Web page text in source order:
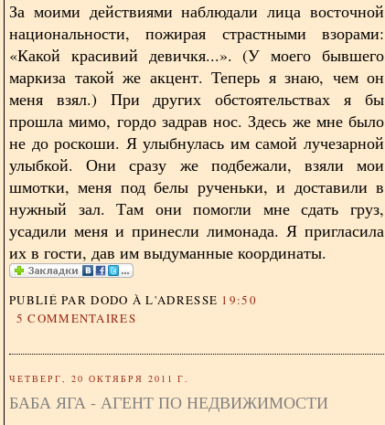
За моими действиями наблюдали лица восточной
национальности, пожирая страстными взорами:
«Какой красивий девичкя...». (У моего бывшего
маркиза такой же акцент. Теперь я знаю, чем он
меня взял.) При других обстоятельствах я бы
прошла мимо, гордо задрав нос. Здесь же мне было
не до роскоши. Я улыбнулась им самой лучезарной
улыбкой. Они сразу же подбежали, взяли мои
шмотки, меня под белы рученьки, и доставили в
нужный зал. Там они помогли мне сдать груз,
усадили меня и принесли лимонада. Я пригласила
их в гости, дав им выдуманные координаты.
PUBLIÉ PAR DODO À L'ADRESSE 19:50
5 COMMENTAIRES
ЧЕТВЕРГ, 20 ОКТЯБРЯ 2011 Г.
БАБА ЯГА - АГЕНТ ПО НЕДВИЖИМОСТИ